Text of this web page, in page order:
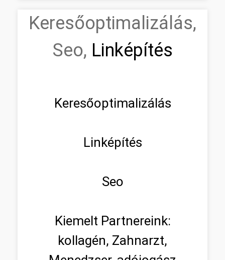
Keresőoptimalizálás,
Seo, Linképítés
Keresőoptimalizálás
Linképítés
Seo
Kiemelt Partnereink:
kollagén, Zahnarzt,